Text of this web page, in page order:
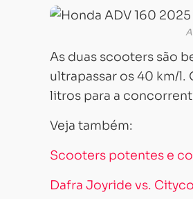
As duas scooters são
ultrapassar os 40 km/l.
litros para a
Veja também:
Scooters potentes e
Dafra Joyride vs.